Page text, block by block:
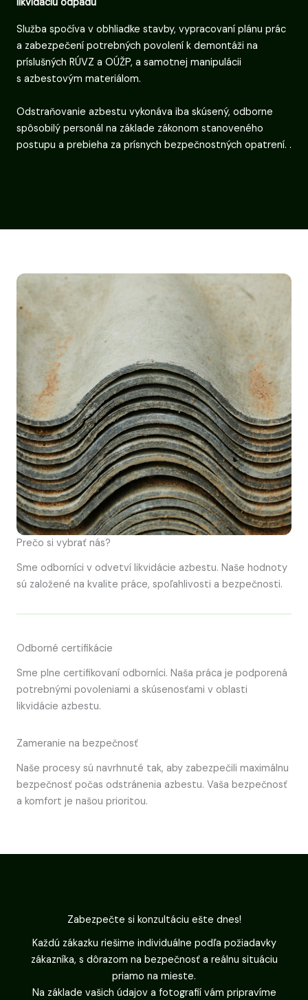
Služba spočíva v obhliadke stavby, vypracovaní plánu prác
a zabezpečení potrebných povolení k demontáži na
príslušných RÚVZ a OÚŽP, a samotnej manipulácii
s azbestovým materiálom.
Odstraňovanie azbestu vykonáva iba skúsený, odborne
spôsobilý personál na základe zákonom stanoveného
postupu a prebieha za prísnych bezpečnostných opatrení. .
Prečo si vybrať nás?
Sme odborníci v odvetví likvidácie azbestu. Naše hodnoty
sú založené na kvalite práce, spoľahlivosti a bezpečnosti.
Odborné certifikácie
Sme plne certifikovaní odborníci. Naša práca je podporená
potrebnými povoleniami a skúsenosťami v oblasti
likvidácie azbestu.
Zameranie na bezpečnosť
Naše procesy sú navrhnuté tak, aby zabezpečili maximálnu
bezpečnosť počas odstránenia azbestu. Vaša bezpečnosť
a komfort je našou prioritou.
Zabezpečte si konzultáciu ešte dnes!
Každú zákazku riešime individuálne podľa požiadavky
zákazníka, s dôrazom na bezpečnosť a reálnu situáciu
priamo na mieste.
Na základe vašich údajov a fotografií vám pripravíme